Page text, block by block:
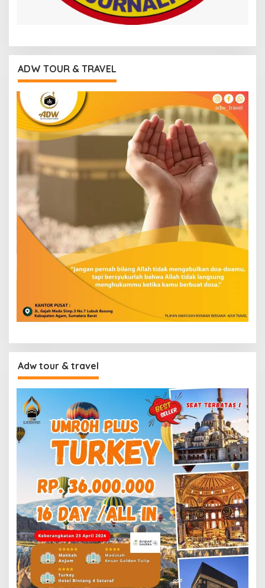
ADW TOUR & TRAVEL
Adw tour & travel